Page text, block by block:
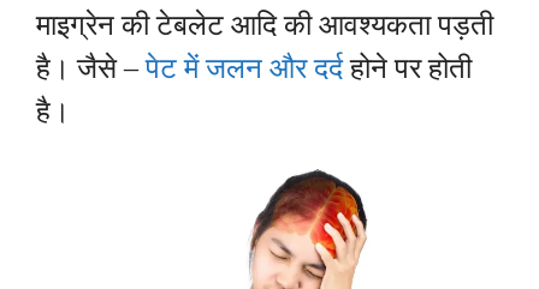
माइग्रेन की टेबलेट आदि की आवश्यकता पड़ती
है। जैसे –पेट में जलन और दर्दहोने पर होती
है।